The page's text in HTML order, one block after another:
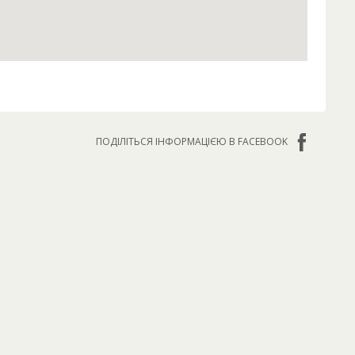
ПОДІЛІТЬСЯ ІНФОРМАЦІЄЮ В FACEBOOK